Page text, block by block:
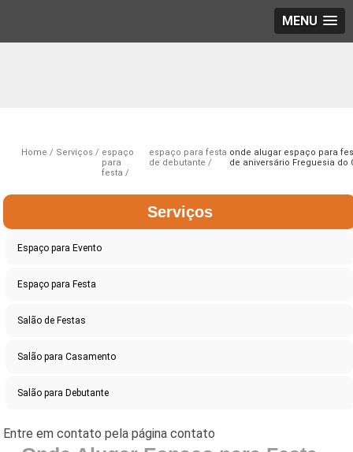
MENU
Home Serviços
espaço
para
festa
espaço para festa
de debutante
onde alugar espaço para
de aniversário Freguesia do
Serviços
Espaço para Evento
Espaço para Festa
Salão de Festas
Salão para Casamento
Salão para Debutante